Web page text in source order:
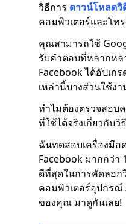
วิธีการ ดาวน์โหลดวิ
คอมพิวเตอร์และโท
คุณสามารถใช้
รับคำตอบที่หลากหล
Facebook ได้อัปเก
เหล่านี้บางส่วนใช้ง
ทำไมต้องตรวจสอบ
ที่ใช้ได้จริงเกี่ยวกับ
ฉันทดสอบเครื่องมือ
Facebook มากกว่า
ดีที่สุดในการคัดลอก
คอมพิวเตอร์อุปกรณ์
ของคุณ มาดูกันเลย!